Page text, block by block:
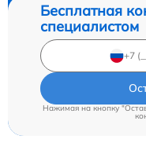
Бесплатная
специалистом
Нажимая на кнопку